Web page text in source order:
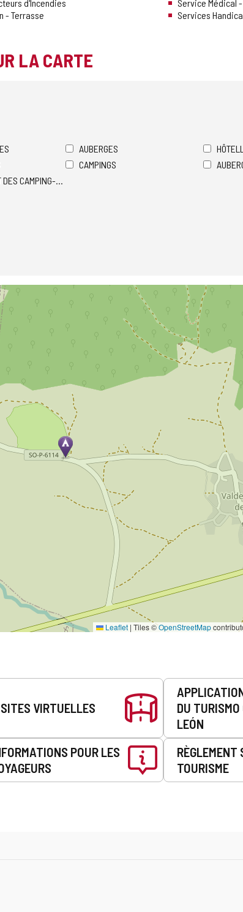
d'Incendies
- Terrasse
Service Médical
Services
LA CARTE
AUBERGES
CAMPINGS
CAMPING-CARS
Leaflet | Tiles ©OpenStreetMap
VIRTUELLES
DU
LEÓN
POUR LES
RÈGLEMENT
TOURISME